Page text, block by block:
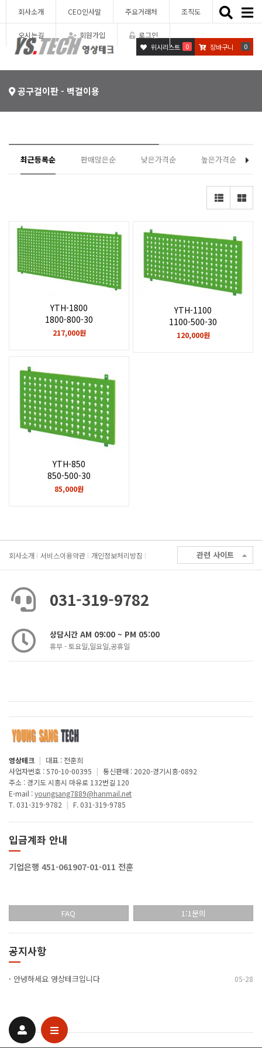
회사소개 CEO인사말 주요거래처 조직도
오시는길 회원가입 로그인
Toggle
위시리스트 0 장바구니 0
공구걸이판 - 벽걸이용
최근등록순 판매많은순 낮은가격순 높은가격순
YTH-1800
1800-800-30
217,000원
YTH-1100
1100-500-30
120,000원
YTH-850
850-500-30
85,000원
회사소개 서비스이용약관 개인정보처리방침 관련 사이트
031-319-9782
상담시간 AM 09:00 ~ PM 05:00
휴무 - 토요일,일요일,공휴일
영상테크 | 대표 : 전훈희
사업자번호 : 570-10-00395 | 통신판매 : 2020-경기시흥-0892
주소 : 경기도 시흥시 마유로 132번길 120
E-mail :youngsang7889@hanmail.net
T. 031-319-9782 | F. 031-319-9785
입금계좌 안내
기업은행 451-061907-01-011 전훈
FAQ 1:1문의
공지사항
· 안녕하세요 영상테크입니다 05-28